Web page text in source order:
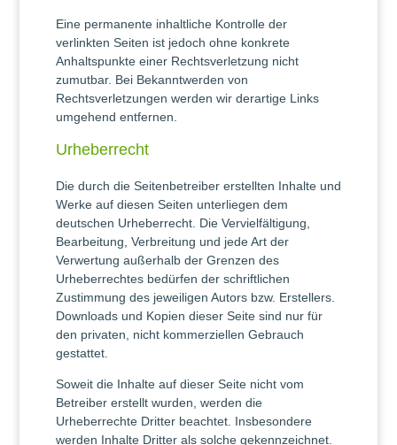
Eine permanente inhaltliche Kontrolle der
verlinkten Seiten ist jedoch ohne konkrete
Anhaltspunkte einer Rechtsverletzung nicht
zumutbar. Bei Bekanntwerden von
Rechtsverletzungen werden wir derartige Links
umgehend entfernen.
Urheberrecht
Die durch die Seitenbetreiber erstellten Inhalte und
Werke auf diesen Seiten unterliegen dem
deutschen Urheberrecht. Die Vervielfältigung,
Bearbeitung, Verbreitung und jede Art der
Verwertung außerhalb der Grenzen des
Urheberrechtes bedürfen der schriftlichen
Zustimmung des jeweiligen Autors bzw. Erstellers.
Downloads und Kopien dieser Seite sind nur für
den privaten, nicht kommerziellen Gebrauch
gestattet.
Soweit die Inhalte auf dieser Seite nicht vom
Betreiber erstellt wurden, werden die
Urheberrechte Dritter beachtet. Insbesondere
werden Inhalte Dritter als solche gekennzeichnet.